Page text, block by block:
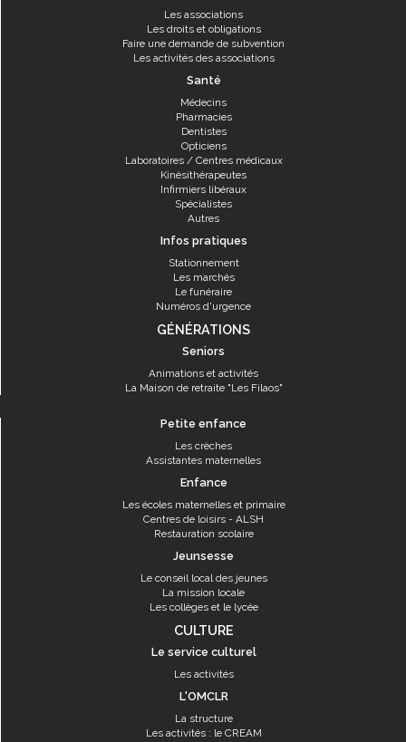
Les associations
Les droits et obligations
Faire une demande de subvention
Les activités des associations
Santé
Médecins
Pharmacies
Dentistes
Opticiens
Laboratoires / Centres médicaux
Kinésithérapeutes
Infirmiers libéraux
Spécialistes
Autres
Infos pratiques
Stationnement
Les marchés
Le funéraire
Numéros d'urgence
GÉNÉRATIONS
Seniors
Animations et activités
La Maison de retraite "Les Filaos"
Petite enfance
Les crèches
Assistantes maternelles
Enfance
Les écoles maternelles et primaire
Centres de loisirs - ALSH
Restauration scolaire
Jeunsesse
Le conseil local des jeunes
La mission locale
Les collèges et le lycée
CULTURE
Le service culturel
Les activités
L'OMCLR
La structure
Les activités : le CREAM